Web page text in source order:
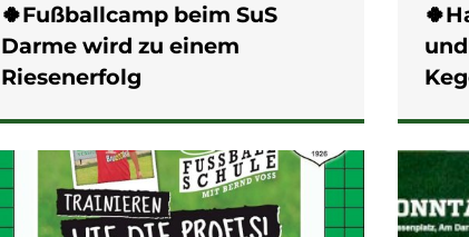
🍀Fußballcamp beim SuS
Darme wird zu einem
Riesenerfolg